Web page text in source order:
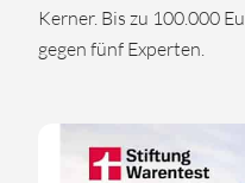
Kerner. Bis zu 100.000
gegen fünf Experten.